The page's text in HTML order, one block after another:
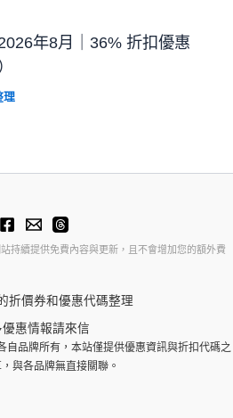
年8月｜36% 折扣優惠
理
持續提供免費內容與更新，且不會增加您的額外費
折價券和優惠代碼整理
優惠情報請來信
自品牌所有，本站僅提供優惠資訊與折扣代碼之
與各品牌無直接關聯。